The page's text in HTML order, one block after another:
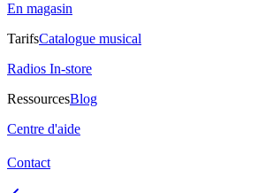
En magasin
TarifsCatalogue musical
Radios In-store
RessourcesBlog
Centre d'aide
Contact